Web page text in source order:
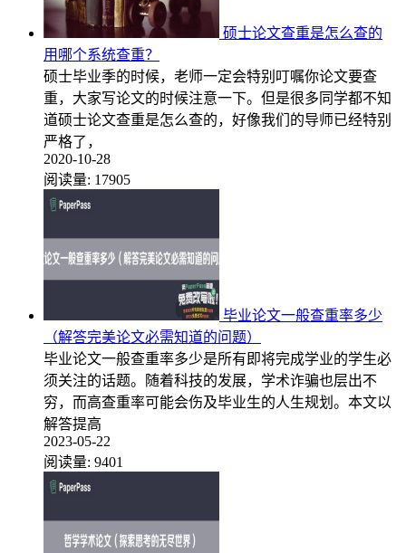
硕士论文查重是怎么查的
用哪个系统查重？
硕士毕业季的时候，老师一定会特别叮嘱你论文要查
重，大家写论文的时候注意一下。但是很多同学都不知
道硕士论文查重是怎么查的，好像我们的导师已经特别
严格了，
2020-10-28
阅读量: 17905
毕业论文一般查重率多少
（解答完美论文必需知道的问题）
毕业论文一般查重率多少是所有即将完成学业的学生必
须关注的话题。随着科技的发展，学术诈骗也层出不
穷，而高查重率可能会伤及毕业生的人生规划。本文以
解答提高
2023-05-22
阅读量: 9401